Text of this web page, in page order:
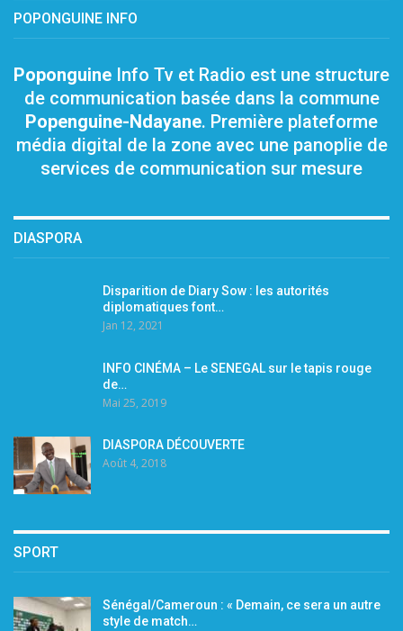
POPONGUINE INFO
Poponguine Info Tv et Radio est une structure
de communication basée dans la commune
Popenguine-Ndayane. Première plateforme
média digital de la zone avec une panoplie de
services de communication sur mesure
DIASPORA
Disparition de Diary Sow : les autorités
diplomatiques font…
Jan 12, 2021
INFO CINÉMA – Le SENEGAL sur le tapis rouge
de…
Mai 25, 2019
DIASPORA DÉCOUVERTE
Août 4, 2018
SPORT
Sénégal/Cameroun : « Demain, ce sera un autre
style de match…